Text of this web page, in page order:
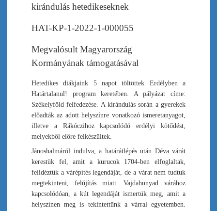
kirándulás hetedikeseknek
HAT-KP-1-2022-1-000055
Megvalósult Magyarország
Kormányának támogatásával
Hetedikes diákjaink 5 napot töltöttek Erdélyben a
Határtalanul! program keretében. A pályázat címe:
Székelyföld felfedezése. A kirándulás során a gyerekek
előadták az adott helyszínre vonatkozó ismeretanyagot,
illetve a Rákóczihoz kapcsolódó erdélyi kötődést,
melyekből előre felkészültek.
Jánoshalmáról indulva, a határátlépés után Déva várát
kerestük fel, amit a kurucok 1704-ben elfoglaltak,
felidéztük a várépítés legendáját, de a várat nem tudtuk
megtekinteni, felújítás miatt. Vajdahunyad várához
kapcsolódóan, a kút legendáját ismertük meg, amit a
helyszínen meg is tekintettünk a várral egyetemben.